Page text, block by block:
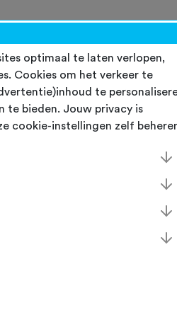
optimaal te laten verlopen,
Cookies om het verkeer te
te
te bieden. Jouw privacy is
cookie-instellingen zelf